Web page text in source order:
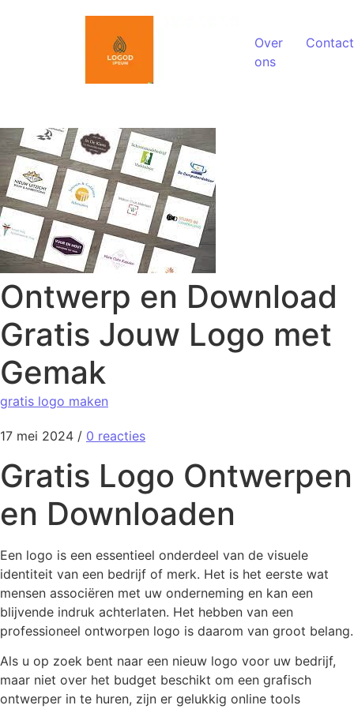
Over
ons
Contact
Ontwerp en Download
Gratis Jouw Logo met
Gemak
gratis logo maken
17 mei 2024 / 0 reacties
Gratis Logo Ontwerpen
en Downloaden
Een logo is een essentieel onderdeel van de visuele
identiteit van een bedrijf of merk. Het is het eerste wat
mensen associëren met uw onderneming en kan een
blijvende indruk achterlaten. Het hebben van een
professioneel ontworpen logo is daarom van groot belang.
Als u op zoek bent naar een nieuw logo voor uw bedrijf,
maar niet over het budget beschikt om een grafisch
ontwerper in te huren, zijn er gelukkig online tools